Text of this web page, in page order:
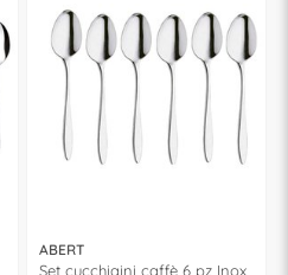
ABERT
Set cucchiaini caffè 6 pz Inox